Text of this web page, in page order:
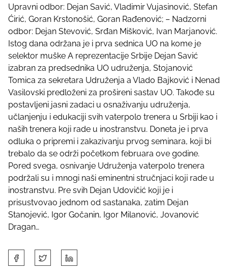
Upravni odbor: Dejan Savić, Vladimir Vujasinović, Stefan
Ćirić, Goran Krstonošić, Goran Rađenović; – Nadzorni
odbor: Dejan Stevović, Srđan Mišković, Ivan Marjanović.
Istog dana održana je i prva sednica UO na kome je
selektor muške A reprezentacije Srbije Dejan Savić
izabran za predsednika UO udruženja, Stojanović
Tomica za sekretara Udruženja a Vlado Bajković i Nenad
Vasilovski predloženi za prošireni sastav UO. Takođe su
postavljeni jasni zadaci u osnaživanju udruženja,
učlanjenju i edukaciji svih vaterpolo trenera u Srbiji kao i
naših trenera koji rade u inostranstvu. Doneta je i prva
odluka o pripremi i zakazivanju prvog seminara, koji bi
trebalo da se održi početkom februara ove godine.
Pored svega, osnivanje Udruženja vaterpolo trenera
podržali su i mnogi naši eminentni stručnjaci koji rade u
inostranstvu. Pre svih Dejan Udovičić koji je i
prisustvovao jednom od sastanaka, zatim Dejan
Stanojević, Igor Gočanin, Igor Milanović, Jovanović
Dragan…
h